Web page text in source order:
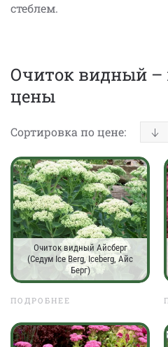
стеблем.
Очиток видный –
цены
Сортировка по цене:
Очиток видный Айсберг
(Седум Ice Berg, Iceberg, Айс
Берг)
ПОДРОБНЕЕ